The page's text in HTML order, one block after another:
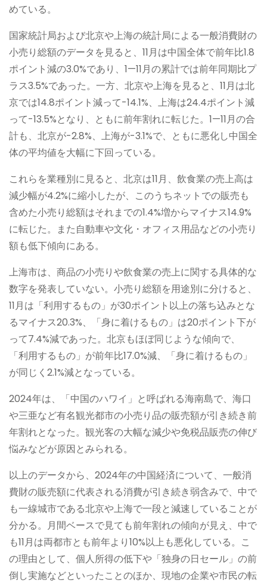
めている。
国家統計局および北京や上海の統計局による一般消費財の
小売り総額のデータを見ると、11月は中国全体で前年比1.8
ポイント減の3.0%であり、1—11月の累計では前年同期比プ
ラス3.5%であった。一方、北京や上海を見ると、11月は北
京では14.8ポイント減って-14.1%、上海は24.4ポイント減
って-13.5%となり、ともに前年割れに転じた。1—11月の合
計も、北京が-2.8%、上海が-3.1%で、ともに悪化し中国全
体の平均値を大幅に下回っている。
これらを業種別に見ると、北京は11月、飲食業の売上高は
減少幅が4.2%に縮小したが、このうちネットでの販売も
含めた小売り総額はそれまでの1.4%増からマイナス14.9%
に転じた。また自動車や文化・オフィス用品などの小売り
額も低下傾向にある。
上海市は、商品の小売りや飲食業の売上に関する具体的な
数字を発表していない。小売り総額を用途別に分けると、
11月は「利用するもの」が30ポイント以上の落ち込みとな
るマイナス20.3%、「身に着けるもの」は20ポイント下が
って7.4%減であった。北京もほぼ同じような傾向で、
「利用するもの」が前年比17.0%減、「身に着けるもの」
が同じく2.1%減となっている。
2024年は、「中国のハワイ」と呼ばれる海南島で、海口
や三亜など有名観光都市の小売り品の販売額が引き続き前
年割れとなった。観光客の大幅な減少や免税品販売の伸び
悩みなどが原因とみられる。
以上のデータから、2024年の中国経済について、一般消
費財の販売額に代表される消費が引き続き弱含みで、中で
も一線城市である北京や上海で一段と減速していることが
分かる。月間ベースで見ても前年割れの傾向が見え、中で
も11月は両都市とも前年より10%以上も悪化している。こ
の理由として、個人所得の低下や「独身の日セール」の前
倒し実施などといったことのほか、現地の企業や市民の転